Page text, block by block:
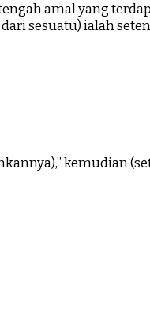
amal yang
sesuatu) ialah
kemudian